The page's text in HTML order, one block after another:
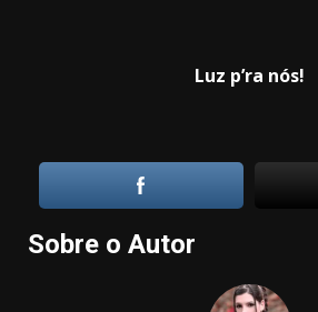
Luz p’ra nós!
Sobre o Autor